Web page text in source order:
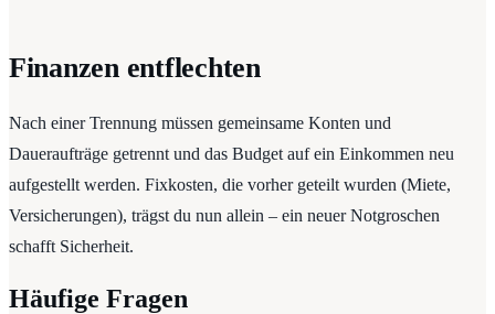
Finanzen entflechten
Nach einer Trennung müssen gemeinsame Konten und
Daueraufträge getrennt und das Budget auf ein Einkommen neu
aufgestellt werden. Fixkosten, die vorher geteilt wurden (Miete,
Versicherungen), trägst du nun allein – ein neuer Notgroschen
schafft Sicherheit.
Häufige Fragen